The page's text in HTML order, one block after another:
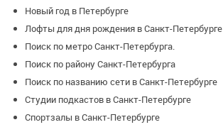
Новый год в Петербурге
Лофты для дня рождения в Санкт-Петербурге
Поиск по метро Санкт-Петербурга.
Поиск по району Санкт-Петербурга
Поиск по названию сети в Санкт-Петербурге
Студии подкастов в Санкт-Петербурге
Спортзалы в Санкт-Петербурге